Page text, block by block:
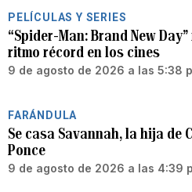
PELÍCULAS Y SERIES
“Spider-Man: Brand New
ritmo récord en los cines
9 de agosto de 2026 a las 5:38
FARÁNDULA
Se casa Savannah, la hija de
Ponce
9 de agosto de 2026 a las 4:39